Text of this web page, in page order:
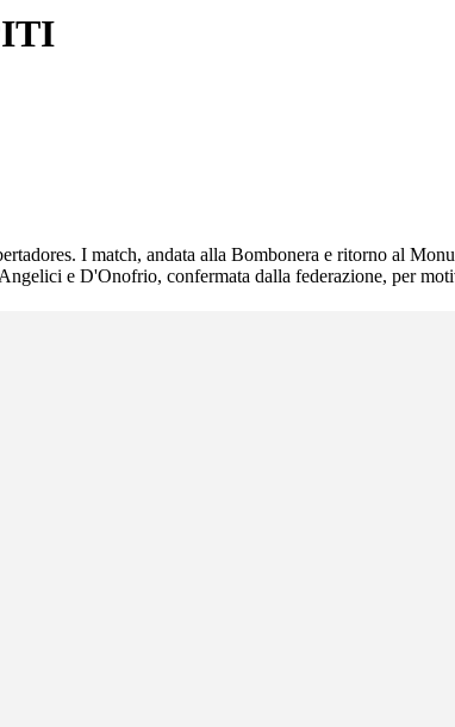
I match, andata alla Bombonera e ritorno al
e D'Onofrio, confermata dalla federazione, per